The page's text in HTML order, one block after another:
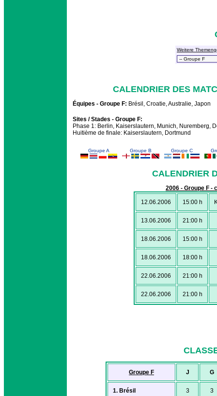
Weitere
CALENDRIER DES
Équipes - Groupe F: Brésil, Croatie, Australie, Japon
Sites / Stades - Groupe F:
Phase 1: Berlin, Kaiserslautern, Munich, Nuremberg,
Huitième de finale: Kaiserslautern, Dortmund
Groupe A Groupe B Groupe C
CALENDRIER
2006 - Groupe F -
12.06.2006 15:00 h
13.06.2006 21:00 h
18.06.2006 15:00 h
18.06.2006 18:00 h
22.06.2006 21:00 h
22.06.2006 21:00 h
Groupe F J G
1. Brésil 3 3